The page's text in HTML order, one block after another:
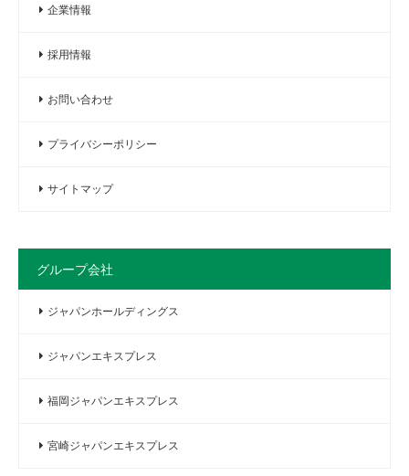
企業情報
採用情報
お問い合わせ
プライバシーポリシー
サイトマップ
グループ会社
ジャパンホールディングス
ジャパンエキスプレス
福岡ジャパンエキスプレス
宮崎ジャパンエキスプレス